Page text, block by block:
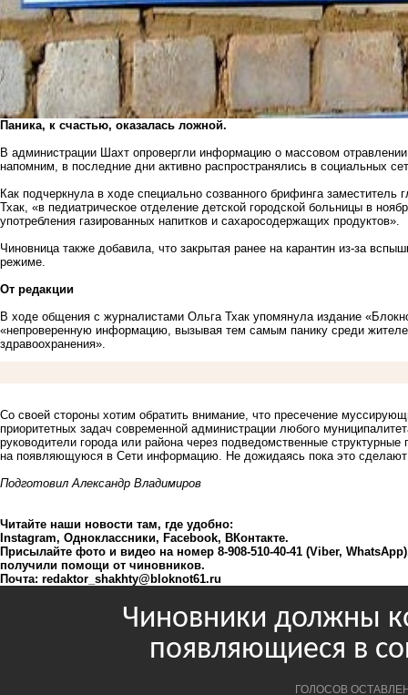
Паника, к счастью, оказалась ложной.
В администрации Шахт опровергли информацию о массовом
напомним, в последние дни активно распространялись в социальных
Как подчеркнула в ходе специально созванного брифинга
Тхак, «в педиатрическое отделение детской городской больницы в
употребления газированных напитков и сахаросодержащих продуктов».
Чиновница также добавила, что закрытая ранее на карантин из-за
режиме.
От редакции
В ходе общения с журналистами Ольга Тхак упомянула издание
«непроверенную информацию, вызывая тем самым панику среди
здравоохранения».
Со своей стороны хотим обратить внимание, что пресечение
приоритетных задач современной администрации любого
руководители города или района через подведомственные
на появляющуюся в Сети информацию. Не дожидаясь пока это
Подготовил Александр Владимиров
Читайте наши новости там, где удобно:
Instagram, Одноклассники, Facebook, ВКонтакте.
Присылайте фото и видео на номер 8-908-510-40-41 (Viber,
получили помощи от чиновников.
Почта: redaktor_shakhty@bloknot61.ru